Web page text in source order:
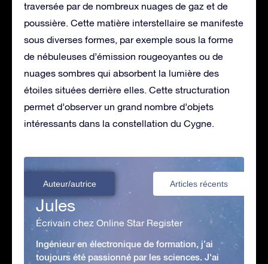
traversée par de nombreux nuages de gaz et de
poussière. Cette matière interstellaire se manifeste
sous diverses formes, par exemple sous la forme
de nébuleuses d’émission rougeoyantes ou de
nuages sombres qui absorbent la lumière des
étoiles situées derrière elles. Cette structuration
permet d’observer un grand nombre d’objets
intéressants dans la constellation du Cygne.
Auteur/autrice Articles récents
Jules
Écrivain chez Online Star Register
Ingénieur en électronique de formation, j’ai
toujours été passionné par les sciences. J'ai